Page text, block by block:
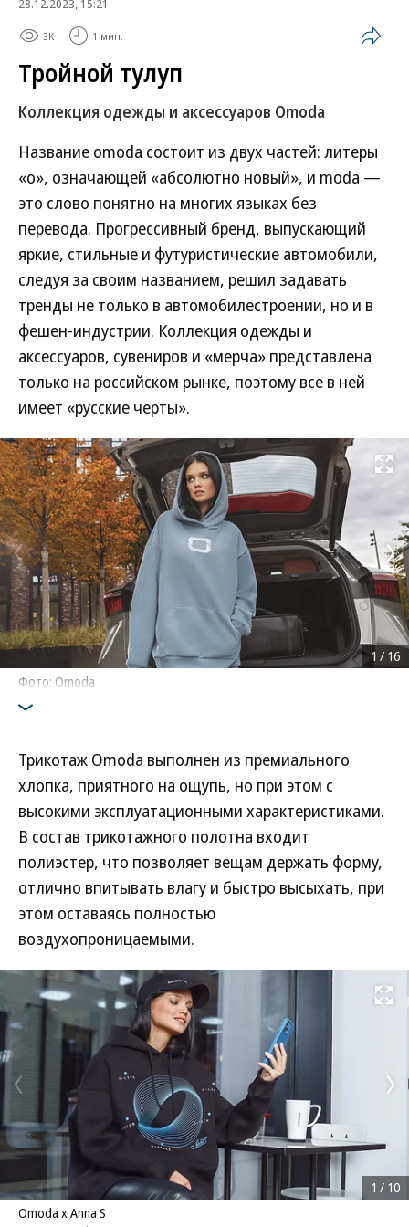
28.12.2023, 15:21
3K 1 мин.
Тройной тулуп
Коллекция одежды и аксессуаров Omoda
Название omoda состоит из двух частей: литеры
«o», означающей «абсолютно новый», и moda —
это слово понятно на многих языках без
перевода. Прогрессивный бренд, выпускающий
яркие, стильные и футуристические автомобили,
следуя за своим названием, решил задавать
тренды не только в автомобилестроении, но и в
фешен-индустрии. Коллекция одежды и
аксессуаров, сувениров и «мерча» представлена
только на российском рынке, поэтому все в ней
имеет «русские черты».
Развернуть
Фото: Omoda
1 / 16
Трикотаж Omoda выполнен из премиального
хлопка, приятного на ощупь, но при этом с
высокими эксплуатационными характеристиками.
В состав трикотажного полотна входит
полиэстер, что позволяет вещам держать форму,
отлично впитывать влагу и быстро высыхать, при
этом оставаясь полностью
воздухопроницаемыми.
Развернуть
Omoda x Anna S
1 / 10